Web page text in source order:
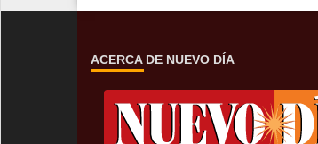
ACERCA DE NUEVO DÍA